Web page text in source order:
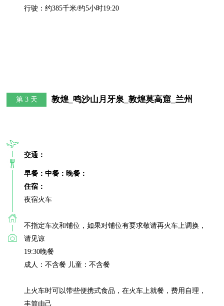
行驶：约385千米/约5小时19:20
第 3 天 敦煌_鸣沙山月牙泉_敦煌莫高窟_兰州
交通：
早餐：中餐：晚餐：
住宿：
夜宿火车
不指定车次和铺位，如果对铺位有要求敬请再火车上调换，
请见谅
19:30晚餐
成人：不含餐 儿童：不含餐
上火车时可以带些便携式食品，在火车上就餐，费用自理，